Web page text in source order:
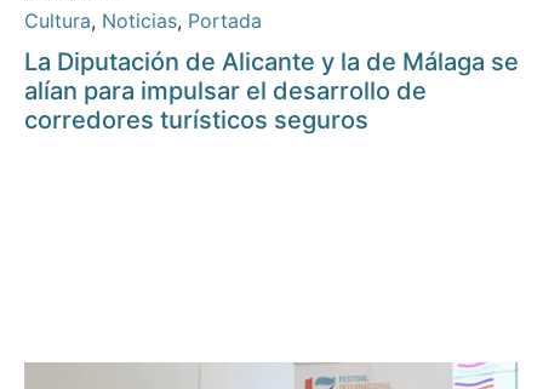
Cultura, Noticias, Portada
La Diputación de Alicante y la de Málaga se
alían para impulsar el desarrollo de
corredores turísticos seguros